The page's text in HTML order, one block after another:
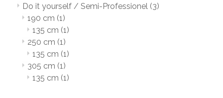
Do it yourself / Semi-Professionel (3)
190 cm (1)
135 cm (1)
250 cm (1)
135 cm (1)
305 cm (1)
135 cm (1)